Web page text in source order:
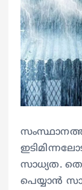
സംസ്ഥാനത്ത്
സാധ്യത.
പെയ്യാൻ